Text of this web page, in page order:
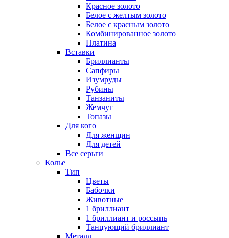
Красное золото
Белое с желтым золото
Белое с красным золото
Комбинированное золото
Платина
Вставки
Бриллианты
Сапфиры
Изумруды
Рубины
Танзаниты
Жемчуг
Топазы
Для кого
Для женщин
Для детей
Все серьги
Колье
Тип
Цветы
Бабочки
Животные
1 бриллиант
1 бриллиант и россыпь
Танцующий бриллиант
Металл